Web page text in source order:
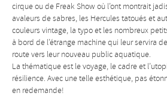
cirque ou de Freak Show où l’ont montrait
avaleurs de sabres, les Hercules tatoués et
couleurs vintage, la typo et les nombreux
à bord de l’étrange machine qui leur servira
route vers leur nouveau public aquatique.
La thématique est le voyage, le cadre et
résilience. Avec une telle esthétique, pas
en redemande!